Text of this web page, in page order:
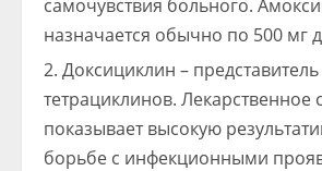
самочувствия больного.
назначается обычно по 500 мг
Доксициклин –
тетрациклинов. Лекарственное
показывает высокую
борьбе с инфекционными